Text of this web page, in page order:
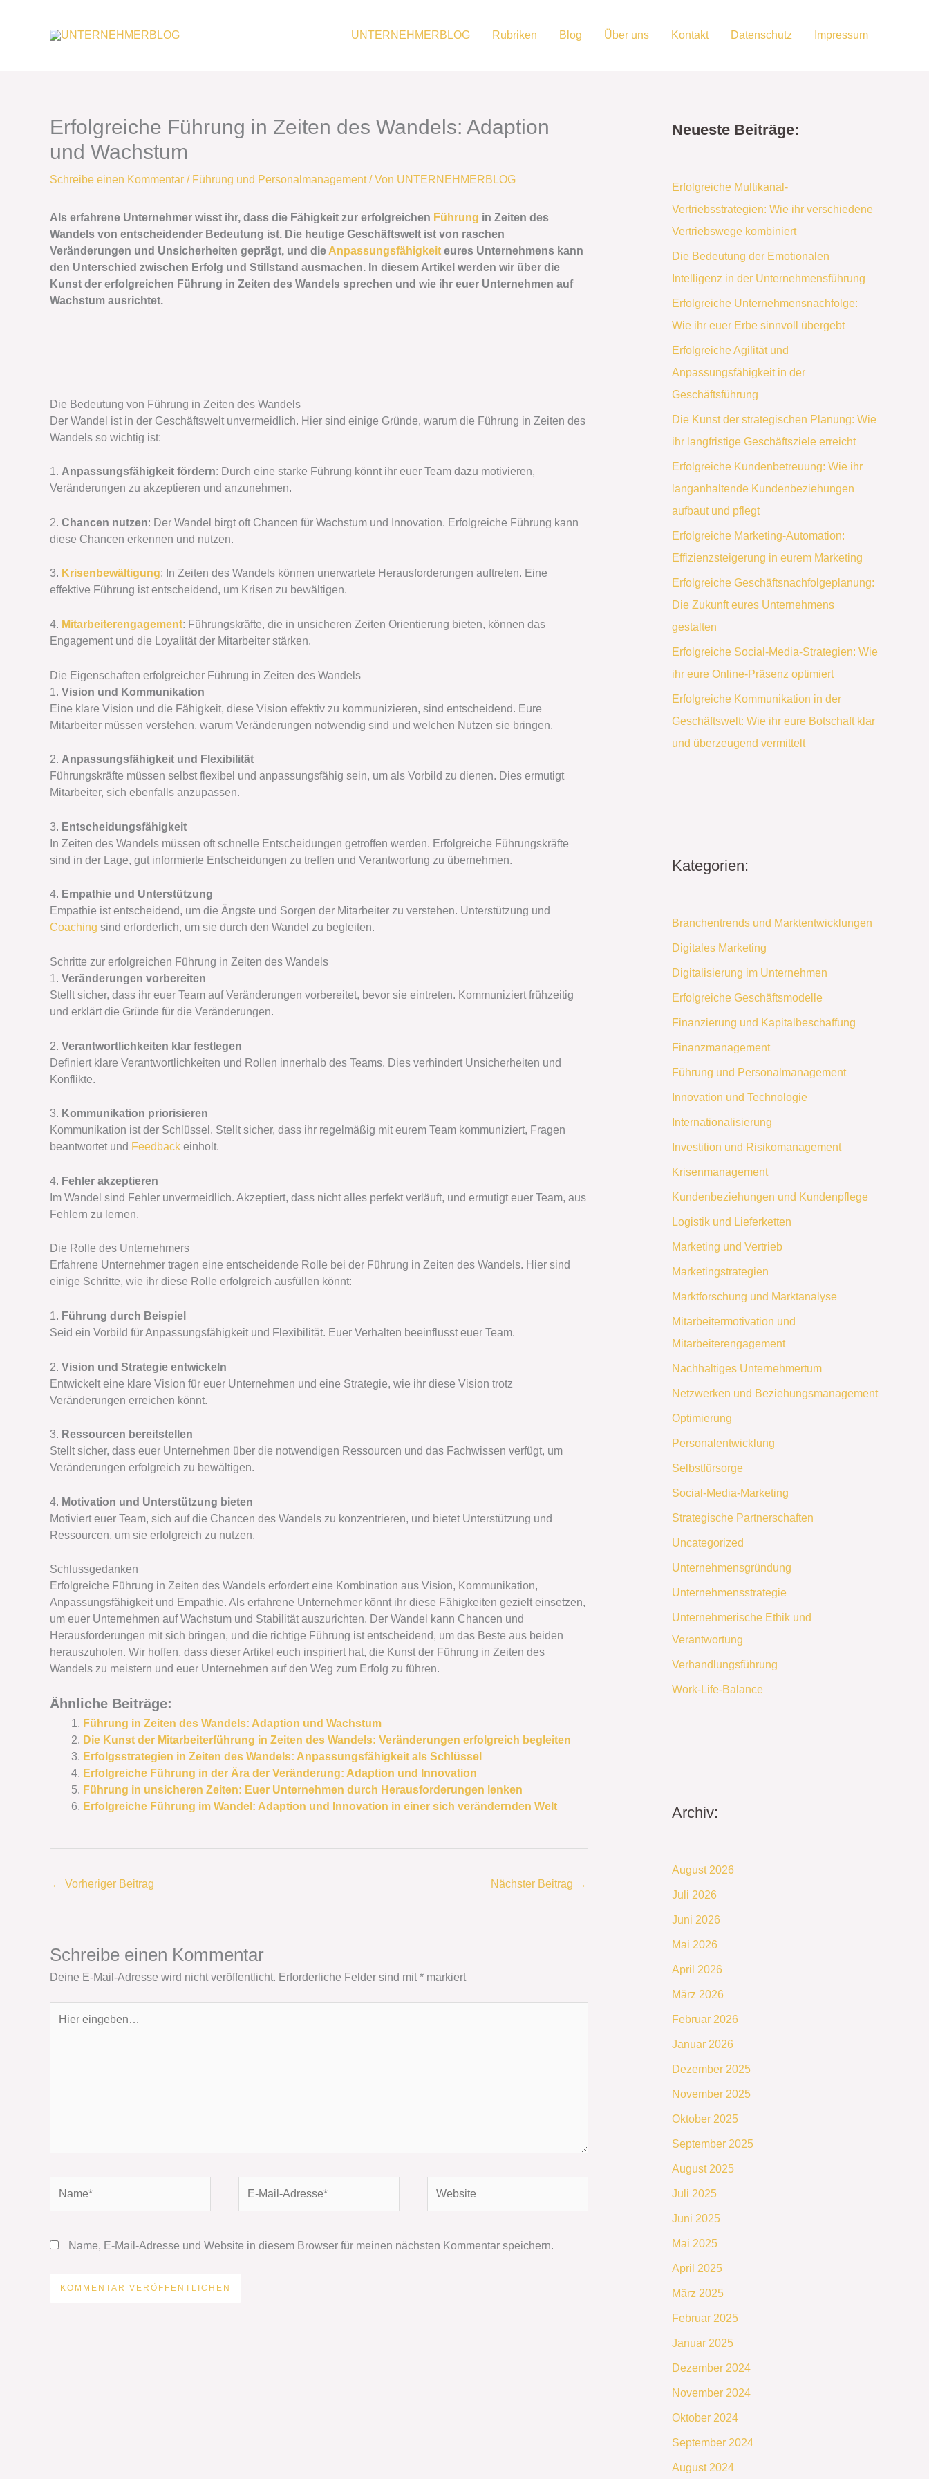
UNTERNEHMERBLOG Rubriken Blog Über uns Kontakt Datenschutz Impressum
Erfolgreiche Führung in Zeiten des Wandels: Adaption
und Wachstum
Schreibe einen Kommentar / Führung und Personalmanagement/ Von UNTERNEHMERBLOG
Als erfahrene Unternehmer wisst ihr, dass die Fähigkeit zur erfolgreichen Führung in Zeiten des
Wandels von entscheidender Bedeutung ist. Die heutige Geschäftswelt ist von raschen
Veränderungen und Unsicherheiten geprägt, und die Anpassungsfähigkeit eures Unternehmens kann
den Unterschied zwischen Erfolg und Stillstand ausmachen. In diesem Artikel werden wir über die
Kunst der erfolgreichen Führung in Zeiten des Wandels sprechen und wie ihr euer Unternehmen auf
Wachstum ausrichtet.
Die Bedeutung von Führung in Zeiten des Wandels
Der Wandel ist in der Geschäftswelt unvermeidlich. Hier sind einige Gründe, warum die Führung in Zeiten des
Wandels so wichtig ist:
1. Anpassungsfähigkeit fördern: Durch eine starke Führung könnt ihr euer Team dazu motivieren,
Veränderungen zu akzeptieren und anzunehmen.
2. Chancen nutzen: Der Wandel birgt oft Chancen für Wachstum und Innovation. Erfolgreiche Führung kann
diese Chancen erkennen und nutzen.
3. Krisenbewältigung: In Zeiten des Wandels können unerwartete Herausforderungen auftreten. Eine
effektive Führung ist entscheidend, um Krisen zu bewältigen.
4. Mitarbeiterengagement: Führungskräfte, die in unsicheren Zeiten Orientierung bieten, können das
Engagement und die Loyalität der Mitarbeiter stärken.
Die Eigenschaften erfolgreicher Führung in Zeiten des Wandels
1. Vision und Kommunikation
Eine klare Vision und die Fähigkeit, diese Vision effektiv zu kommunizieren, sind entscheidend. Eure
Mitarbeiter müssen verstehen, warum Veränderungen notwendig sind und welchen Nutzen sie bringen.
2. Anpassungsfähigkeit und Flexibilität
Führungskräfte müssen selbst flexibel und anpassungsfähig sein, um als Vorbild zu dienen. Dies ermutigt
Mitarbeiter, sich ebenfalls anzupassen.
3. Entscheidungsfähigkeit
In Zeiten des Wandels müssen oft schnelle Entscheidungen getroffen werden. Erfolgreiche Führungskräfte
sind in der Lage, gut informierte Entscheidungen zu treffen und Verantwortung zu übernehmen.
4. Empathie und Unterstützung
Empathie ist entscheidend, um die Ängste und Sorgen der Mitarbeiter zu verstehen. Unterstützung und
Coaching sind erforderlich, um sie durch den Wandel zu begleiten.
Schritte zur erfolgreichen Führung in Zeiten des Wandels
1. Veränderungen vorbereiten
Stellt sicher, dass ihr euer Team auf Veränderungen vorbereitet, bevor sie eintreten. Kommuniziert frühzeitig
und erklärt die Gründe für die Veränderungen.
2. Verantwortlichkeiten klar festlegen
Definiert klare Verantwortlichkeiten und Rollen innerhalb des Teams. Dies verhindert Unsicherheiten und
Konflikte.
3. Kommunikation priorisieren
Kommunikation ist der Schlüssel. Stellt sicher, dass ihr regelmäßig mit eurem Team kommuniziert, Fragen
beantwortet und Feedback einholt.
4. Fehler akzeptieren
Im Wandel sind Fehler unvermeidlich. Akzeptiert, dass nicht alles perfekt verläuft, und ermutigt euer Team, aus
Fehlern zu lernen.
Die Rolle des Unternehmers
Erfahrene Unternehmer tragen eine entscheidende Rolle bei der Führung in Zeiten des Wandels. Hier sind
einige Schritte, wie ihr diese Rolle erfolgreich ausfüllen könnt:
1. Führung durch Beispiel
Seid ein Vorbild für Anpassungsfähigkeit und Flexibilität. Euer Verhalten beeinflusst euer Team.
2. Vision und Strategie entwickeln
Entwickelt eine klare Vision für euer Unternehmen und eine Strategie, wie ihr diese Vision trotz
Veränderungen erreichen könnt.
3. Ressourcen bereitstellen
Stellt sicher, dass euer Unternehmen über die notwendigen Ressourcen und das Fachwissen verfügt, um
Veränderungen erfolgreich zu bewältigen.
4. Motivation und Unterstützung bieten
Motiviert euer Team, sich auf die Chancen des Wandels zu konzentrieren, und bietet Unterstützung und
Ressourcen, um sie erfolgreich zu nutzen.
Schlussgedanken
Erfolgreiche Führung in Zeiten des Wandels erfordert eine Kombination aus Vision, Kommunikation,
Anpassungsfähigkeit und Empathie. Als erfahrene Unternehmer könnt ihr diese Fähigkeiten gezielt einsetzen,
um euer Unternehmen auf Wachstum und Stabilität auszurichten. Der Wandel kann Chancen und
Herausforderungen mit sich bringen, und die richtige Führung ist entscheidend, um das Beste aus beiden
herauszuholen. Wir hoffen, dass dieser Artikel euch inspiriert hat, die Kunst der Führung in Zeiten des
Wandels zu meistern und euer Unternehmen auf den Weg zum Erfolg zu führen.
Ähnliche Beiträge:
Führung in Zeiten des Wandels: Adaption und Wachstum
Die Kunst der Mitarbeiterführung in Zeiten des Wandels: Veränderungen erfolgreich begleiten
Erfolgsstrategien in Zeiten des Wandels: Anpassungsfähigkeit als Schlüssel
Erfolgreiche Führung in der Ära der Veränderung: Adaption und Innovation
Führung in unsicheren Zeiten: Euer Unternehmen durch Herausforderungen lenken
Erfolgreiche Führung im Wandel: Adaption und Innovation in einer sich verändernden Welt
← Vorheriger Beitrag Nächster Beitrag →
Schreibe einen Kommentar
Deine E-Mail-Adresse wird nicht veröffentlicht. Erforderliche Felder sind mit * markiert
eingeben…
Mail-
Name, E-Mail-Adresse und Website in diesem Browser für meinen nächsten Kommentar speichern.
Neueste Beiträge:
Erfolgreiche Multikanal-
Vertriebsstrategien: Wie ihr verschiedene
Vertriebswege kombiniert
Die Bedeutung der Emotionalen
Intelligenz in der Unternehmensführung
Erfolgreiche Unternehmensnachfolge:
Wie ihr euer Erbe sinnvoll übergebt
Erfolgreiche Agilität und
Anpassungsfähigkeit in der
Geschäftsführung
Die Kunst der strategischen Planung: Wie
ihr langfristige Geschäftsziele erreicht
Erfolgreiche Kundenbetreuung: Wie ihr
langanhaltende Kundenbeziehungen
aufbaut und pflegt
Erfolgreiche Marketing-Automation:
Effizienzsteigerung in eurem Marketing
Erfolgreiche Geschäftsnachfolgeplanung:
Die Zukunft eures Unternehmens
gestalten
Erfolgreiche Social-Media-Strategien: Wie
ihr eure Online-Präsenz optimiert
Erfolgreiche Kommunikation in der
Geschäftswelt: Wie ihr eure Botschaft klar
und überzeugend vermittelt
Kategorien:
Branchentrends und Marktentwicklungen
Digitales Marketing
Digitalisierung im Unternehmen
Erfolgreiche Geschäftsmodelle
Finanzierung und Kapitalbeschaffung
Finanzmanagement
Führung und Personalmanagement
Innovation und Technologie
Internationalisierung
Investition und Risikomanagement
Krisenmanagement
Kundenbeziehungen und Kundenpflege
Logistik und Lieferketten
Marketing und Vertrieb
Marketingstrategien
Marktforschung und Marktanalyse
Mitarbeitermotivation und
Mitarbeiterengagement
Nachhaltiges Unternehmertum
Netzwerken und Beziehungsmanagement
Optimierung
Personalentwicklung
Selbstfürsorge
Social-Media-Marketing
Strategische Partnerschaften
Uncategorized
Unternehmensgründung
Unternehmensstrategie
Unternehmerische Ethik und
Verantwortung
Verhandlungsführung
Work-Life-Balance
Archiv:
August 2026
Juli 2026
Juni 2026
Mai 2026
April 2026
März 2026
Februar 2026
Januar 2026
Dezember 2025
November 2025
Oktober 2025
September 2025
August 2025
Juli 2025
Juni 2025
Mai 2025
April 2025
März 2025
Februar 2025
Januar 2025
Dezember 2024
November 2024
Oktober 2024
September 2024
August 2024